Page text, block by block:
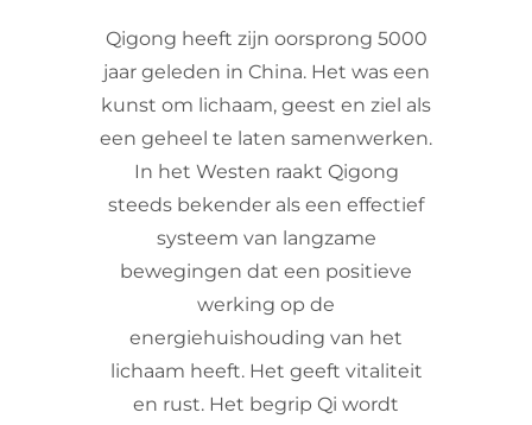
Qigong heeft zijn oorsprong 5000
jaar geleden in China. Het was een
kunst om lichaam, geest en ziel als
een geheel te laten samenwerken.
In het Westen raakt Qigong
steeds bekender als een effectief
systeem van langzame
bewegingen dat een positieve
werking op de
energiehuishouding van het
lichaam heeft. Het geeft vitaliteit
en rust. Het begrip Qi wordt